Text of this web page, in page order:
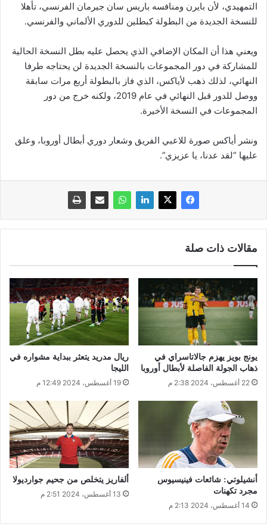
التمهيدي، لأن بايرن ومنافسه باريس سان جيرمان الفرنسي، تأهلا
للنسخة الجديدة من البطولة كبطلين للدوري الألماني والفرنسي.
ويعني هذا أن المكان الإضافي الذي يحصل عليه بطل النسخة الحالية
للمشاركة في دور المجموعات بالنسخة الجديدة لن يحتاجه طرفا
النهائي، لذلك ذهب لأياكس، الذي فاز بالبطولة أربع مرات سابقة
ووصل للدور قبل النهائي في عام 2019، ولكنه خرج من دور
المجموعات في النسخة الأخيرة.
ونشر أياكس صورة للاعبي الفريق وشعار دوري أبطال أوروبا، وعلق
عليها “لقد عدنا، يا عزيزي”.
مقالات ذات صلة
يونج بويز يهزم جالاتاسراي في
ذهاب الجولة الفاصلة لأبطال أوروبا
22 أغسطس، 2024 2:38 م
ريال مدريد يتعثر ببداية مشواره في
الليجا
19 أغسطس، 2024 12:49 م
أنشيلوتي: شائعات فينيسيوس
مجرد تكهنات
14 أغسطس، 2024 2:13 م
ألفاريز يتخلص من جحيم جوارديولا
13 أغسطس، 2024 2:51 م